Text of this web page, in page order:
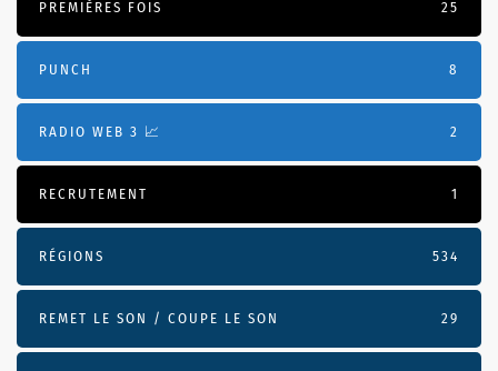
PREMIÈRES FOIS 25
PUNCH 8
RADIO WEB 3 📈 2
RECRUTEMENT 1
RÉGIONS 534
REMET LE SON / COUPE LE SON 29